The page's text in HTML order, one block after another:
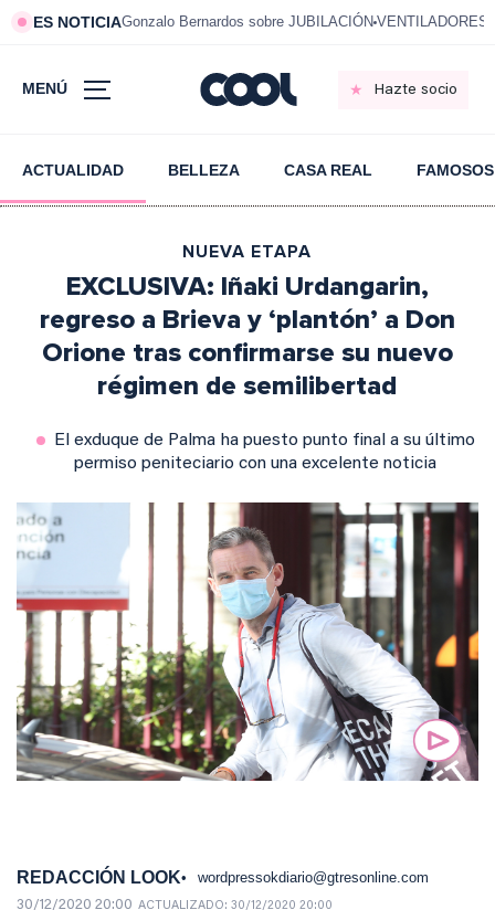
ES NOTICIAGonzalo Bernardos sobre JUBILACIÓN VENTILADORES
MENÚ Hazte socio
ACTUALIDAD BELLEZA CASA REAL FAMOSOS
NUEVA ETAPA
EXCLUSIVA: Iñaki Urdangarin,
regreso a Brieva y ‘plantón’ a Don
Orione tras confirmarse su nuevo
régimen de semilibertad
El exduque de Palma ha puesto punto final a su último
permiso peniteciario con una excelente noticia
REDACCIÓN LOOK wordpressokdiario@gtresonline.com
30/12/2020 20:00 ACTUALIZADO: 30/12/2020 20:00